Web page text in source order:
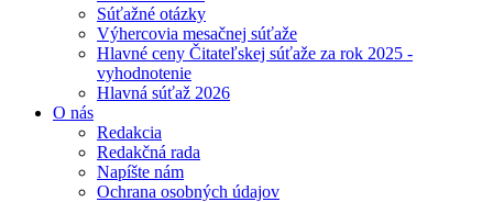
Súťažné otázky
Výhercovia mesačnej súťaže
Hlavné ceny Čitateľskej súťaže za rok 2025 -
vyhodnotenie
Hlavná súťaž 2026
O nás
Redakcia
Redakčná rada
Napíšte nám
Ochrana osobných údajov